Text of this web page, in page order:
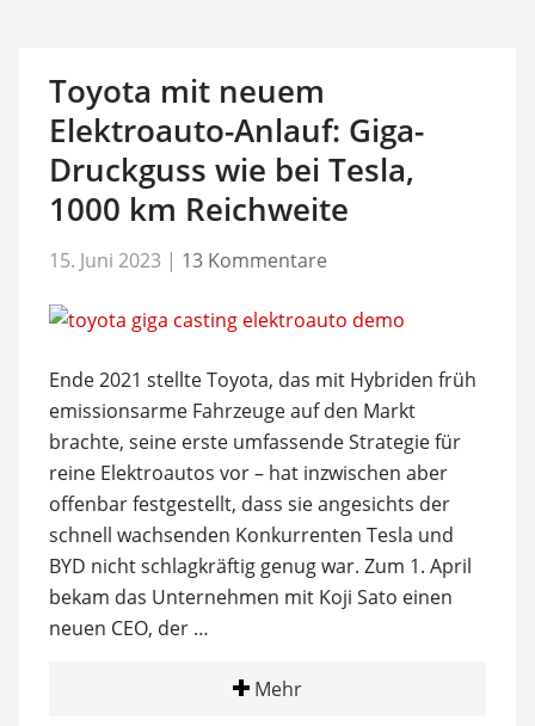
Toyota mit neuem
Elektroauto-Anlauf: Giga-
Druckguss wie bei Tesla,
1000 km Reichweite
15. Juni 2023 | 13 Kommentare
Ende 2021 stellte Toyota, das mit Hybriden früh
emissionsarme Fahrzeuge auf den Markt
brachte, seine erste umfassende Strategie für
reine Elektroautos vor – hat inzwischen aber
offenbar festgestellt, dass sie angesichts der
schnell wachsenden Konkurrenten Tesla und
BYD nicht schlagkräftig genug war. Zum 1. April
bekam das Unternehmen mit Koji Sato einen
neuen CEO, der …
Mehr